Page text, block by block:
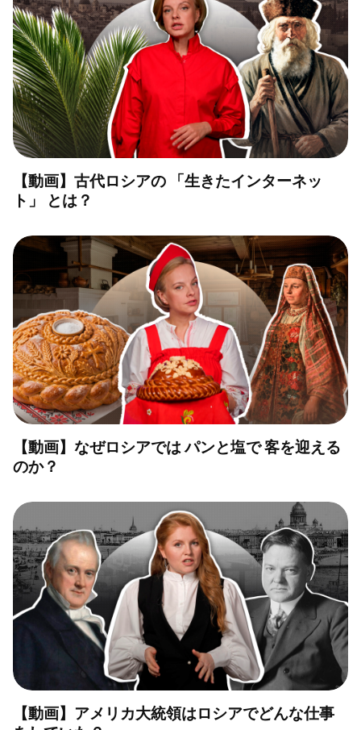
【動画】古代ロシアの 「生きたインターネッ
ト」 とは？
【動画】なぜロシアでは パンと塩で 客を迎える
のか？
【動画】アメリカ大統領はロシアでどんな仕事